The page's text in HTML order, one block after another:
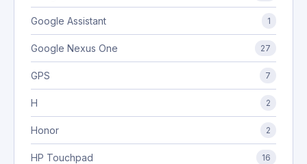
Google Assistant 1
Google Nexus One 27
GPS 7
H 2
Honor 2
HP Touchpad 16